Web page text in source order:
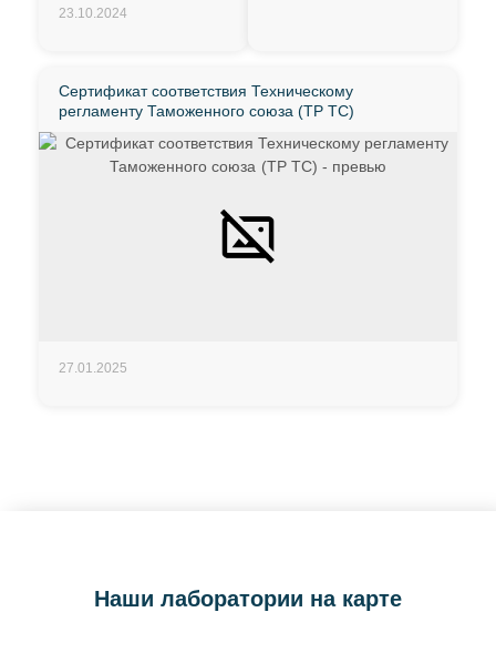
23.10.2024
Сертификат соответствия Техническому
регламенту Таможенного союза (ТР ТС)
27.01.2025
Наши лаборатории на карте